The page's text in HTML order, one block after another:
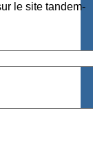
le site tandem-